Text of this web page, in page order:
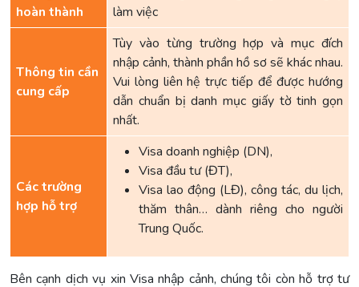
hoàn thành
làm việc
Thông tin cần
cung cấp
Tùy vào từng trường hợp và mục đích
nhập cảnh, thành phần hồ sơ sẽ khác nhau.
Vui lòng liên hệ trực tiếp để được hướng
dẫn chuẩn bị danh mục giấy tờ tinh gọn
nhất.
Các trường
hợp hỗ trợ
Visa doanh nghiệp (DN),
Visa đầu tư (ĐT),
Visa lao động (LĐ), công tác, du lịch,
thăm thân… dành riêng cho người
Trung Quốc.
Bên cạnh dịch vụ xin Visa nhập cảnh, chúng tôi còn hỗ trợ tư